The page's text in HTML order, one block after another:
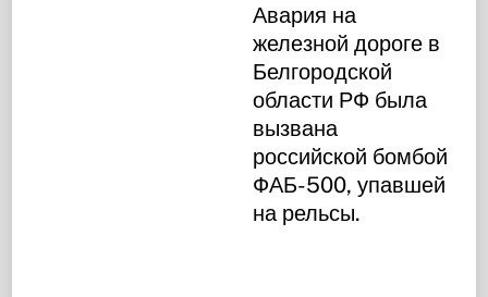
Авария на
железной дороге в
Белгородской
области РФ была
вызвана
российской бомбой
ФАБ-500, упавшей
на рельсы.